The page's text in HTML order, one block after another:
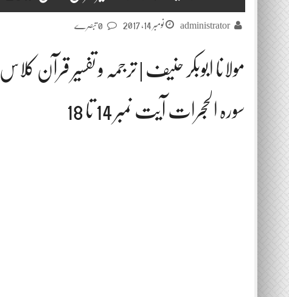
administrator نومبر 14, 2017
مولانا ابوبکر حنیف | ترجمہ و تفسیر قرآن کلاس
سورہ الحجرات آیت نمبر 14 تا 18